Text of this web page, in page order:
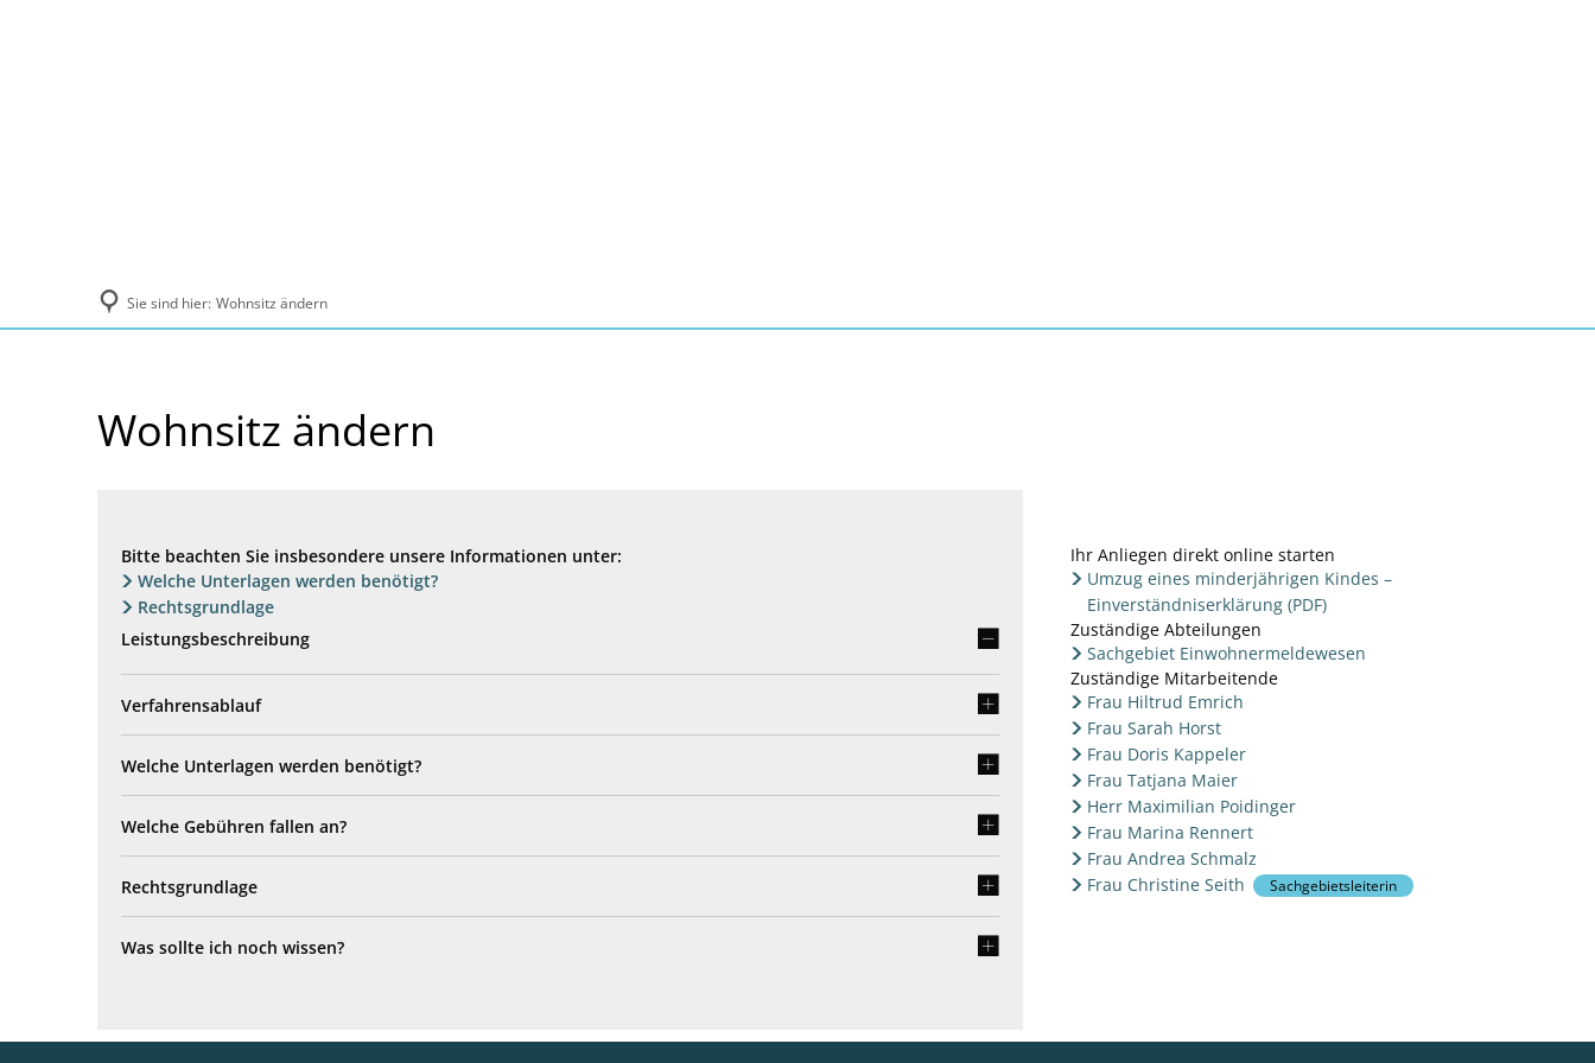
Sie sind hier: Wohnsitz ändern
Wohnsitz ändern
Bitte beachten Sie insbesondere unsere Informationen unter:
Welche Unterlagen werden benötigt?
Rechtsgrundlage
Leistungsbeschreibung
Verfahrensablauf
Welche Unterlagen werden benötigt?
Welche Gebühren fallen an?
Rechtsgrundlage
Was sollte ich noch wissen?
Ihr Anliegen direkt online starten
Umzug eines minderjährigen Kindes –
Einverständniserklärung (PDF)
Zuständige Abteilungen
Sachgebiet Einwohnermeldewesen
Zuständige Mitarbeitende
Frau Hiltrud Emrich
Frau Sarah Horst
Frau Doris Kappeler
Frau Tatjana Maier
Herr Maximilian Poidinger
Frau Marina Rennert
Frau Andrea Schmalz
Frau Christine Seith
Sachgebietsleiterin